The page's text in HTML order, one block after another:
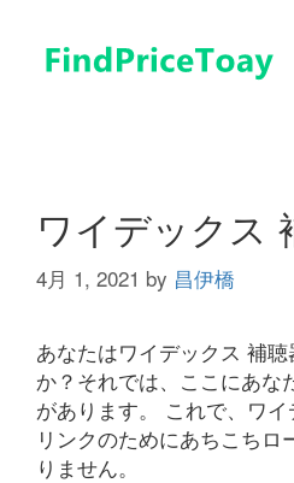
ワイデックス
4月 1, 2021 by 昌伊橋
あなたはワイデックス 補
か？それでは、ここにあな
があります。 これで、ワ
リンクのためにあちこちロ
りません。